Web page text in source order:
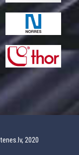
2020